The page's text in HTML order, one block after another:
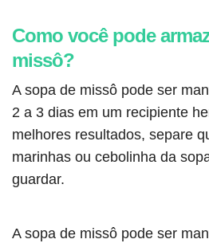
Como você pode
missô?
A sopa de missô pode ser
2 a 3 dias em um recipiente
melhores resultados, separe
marinhas ou cebolinha da
guardar.
A sopa de missô pode ser